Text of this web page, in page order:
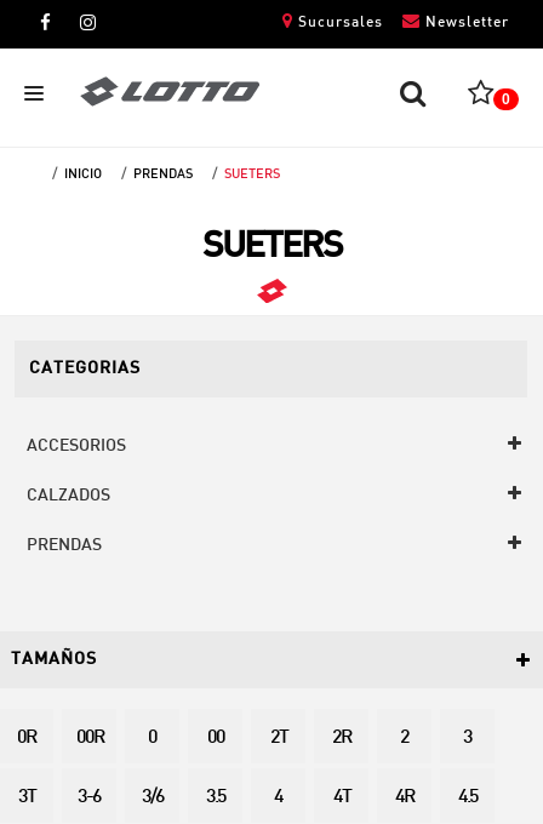
Newsletter
Sucursales
0
INICIO PRENDAS SUETERS
SUETERS
CATEGORIAS
ACCESORIOS
CALZADOS
PRENDAS
TAMAÑOS
0R 00R 0 00 2T 2R 2 3
3T 3-6 3/6 3.5 4 4T 4R 4.5